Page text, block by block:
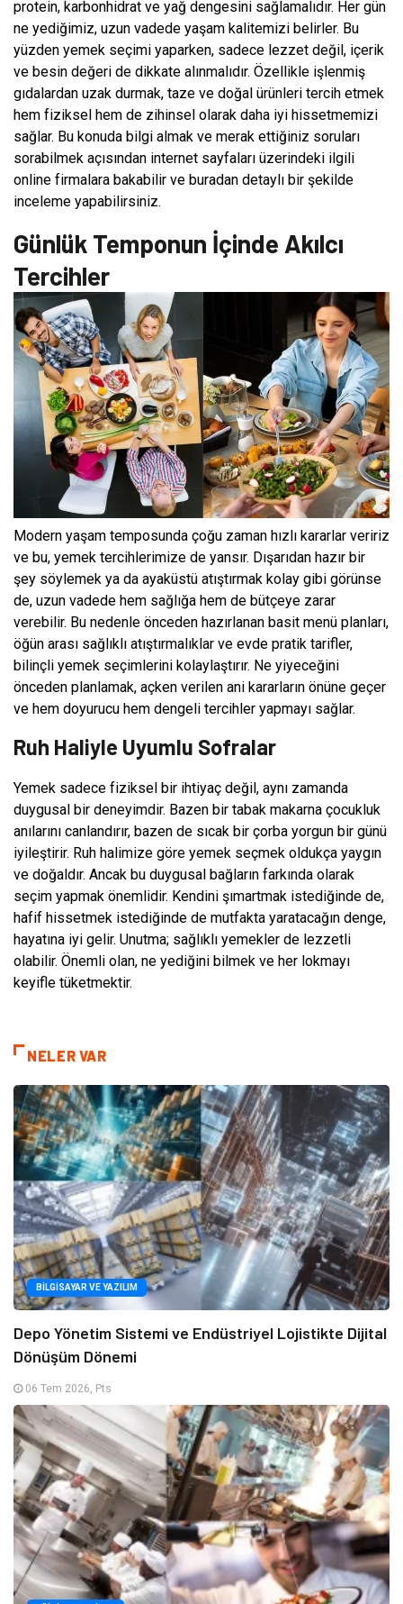
protein, karbonhidrat ve yağ dengesini sağlamalıdır. Her gün
ne yediğimiz, uzun vadede yaşam kalitemizi belirler. Bu
yüzden yemek seçimi yaparken, sadece lezzet değil, içerik
ve besin değeri de dikkate alınmalıdır. Özellikle işlenmiş
gıdalardan uzak durmak, taze ve doğal ürünleri tercih etmek
hem fiziksel hem de zihinsel olarak daha iyi hissetmemizi
sağlar. Bu konuda bilgi almak ve merak ettiğiniz soruları
sorabilmek açısından internet sayfaları üzerindeki ilgili
online firmalara bakabilir ve buradan detaylı bir şekilde
inceleme yapabilirsiniz.
Günlük Temponun İçinde Akılcı
Tercihler
Modern yaşam temposunda çoğu zaman hızlı kararlar veririz
ve bu, yemek tercihlerimize de yansır. Dışarıdan hazır bir
şey söylemek ya da ayaküstü atıştırmak kolay gibi görünse
de, uzun vadede hem sağlığa hem de bütçeye zarar
verebilir. Bu nedenle önceden hazırlanan basit menü planları,
öğün arası sağlıklı atıştırmalıklar ve evde pratik tarifler,
bilinçli yemek seçimlerini kolaylaştırır. Ne yiyeceğini
önceden planlamak, açken verilen ani kararların önüne geçer
ve hem doyurucu hem dengeli tercihler yapmayı sağlar.
Ruh Haliyle Uyumlu Sofralar
Yemek sadece fiziksel bir ihtiyaç değil, aynı zamanda
duygusal bir deneyimdir. Bazen bir tabak makarna çocukluk
anılarını canlandırır, bazen de sıcak bir çorba yorgun bir günü
iyileştirir. Ruh halimize göre yemek seçmek oldukça yaygın
ve doğaldır. Ancak bu duygusal bağların farkında olarak
seçim yapmak önemlidir. Kendini şımartmak istediğinde de,
hafif hissetmek istediğinde de mutfakta yaratacağın denge,
hayatına iyi gelir. Unutma; sağlıklı yemekler de lezzetli
olabilir. Önemli olan, ne yediğini bilmek ve her lokmayı
keyifle tüketmektir.
NELER VAR
BILGISAYAR VE YAZILIM
Depo Yönetim Sistemi ve Endüstriyel Lojistikte Dijital
Dönüşüm Dönemi
06 Tem 2026, Pts